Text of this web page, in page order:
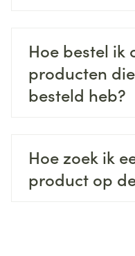
Hoe bestel ik
producten
besteld heb?
Hoe zoek ik
product op